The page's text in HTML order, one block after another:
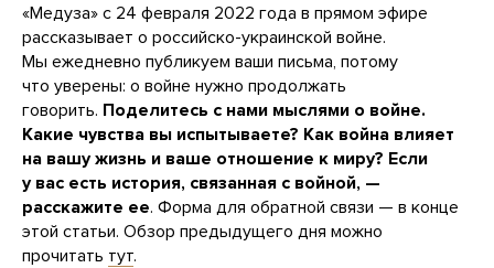
«Медуза» с 24 февраля 2022 года в прямом эфире
рассказывает о российско-украинской войне.
Мы ежедневно публикуем ваши письма, потому
что уверены: о войне нужно продолжать
говорить. Поделитесь с нами мыслями о войне.
Какие чувства вы испытываете? Как война влияет
на вашу жизнь и ваше отношение к миру? Если
у вас есть история, связанная с войной, —
расскажите ее. Форма для обратной связи — в конце
этой статьи. Обзор предыдущего дня можно
прочитать тут.